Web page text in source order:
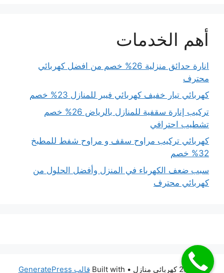
أهم الخدمات
انارة حدائق منزلية 26% خصم من افضل كهربائي
محترف
كهربائي تيار خفيف كهربائي فيبر للمنازل 23% خصم
تركيب إنارة سقفية للمنازل بالرياض 26% خصم
تشطيب احترافي
كهربائي تركيب مراوح سقف و مراوح شفط للمطبخ
32% خصم
سبب ضعف الكهرباء في المنزل وأفضل الحلول من
كهربائي محترف
© 2026 كهربائي منازل • Built with قالب GeneratePress